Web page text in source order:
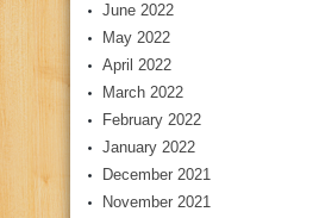
June 2022
May 2022
April 2022
March 2022
February 2022
January 2022
December 2021
November 2021